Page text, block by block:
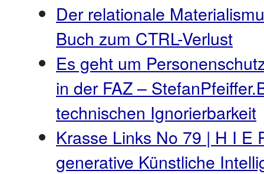
Der relationale
Buch zum CTRL-Verlust
Es geht um
in der FAZ –
technischen Ignorierbarkeit
Krasse Links No 79 | H I E
generative Künstliche